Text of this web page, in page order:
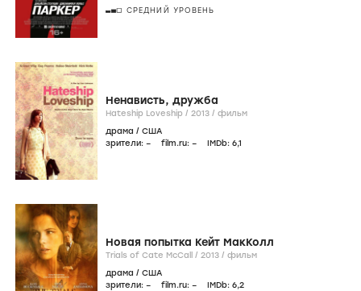
СРЕДНИЙ УРОВЕНЬ
Ненависть, дружба
Hateship Loveship / 2013 / фильм
драма / США
зрители: – film.ru: – IMDb: 6,1
Новая попытка Кейт МакКолл
Trials of Cate McCall / 2013 / фильм
драма / США
зрители: – film.ru: – IMDb: 6,2